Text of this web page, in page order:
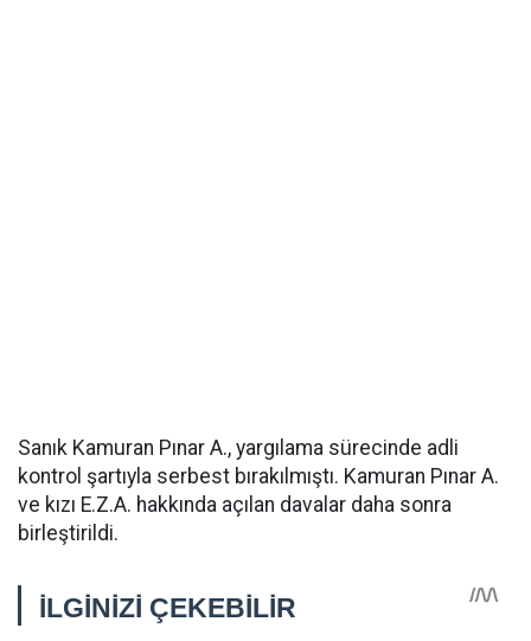
Sanık Kamuran Pınar A., yargılama sürecinde adli
kontrol şartıyla serbest bırakılmıştı. Kamuran Pınar A.
ve kızı E.Z.A. hakkında açılan davalar daha sonra
birleştirildi.